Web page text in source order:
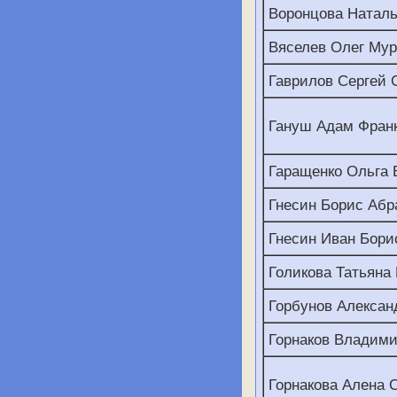
Воронцова
Вяселев Олег
Гаврилов Сергей
Гануш Адам
Гаращенко Ольга
Гнесин Борис
Гнесин Иван
Голикова Татьяна
Горбунов
Горнаков
Горнакова Алена